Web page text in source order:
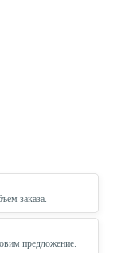
заказа.
предложение.